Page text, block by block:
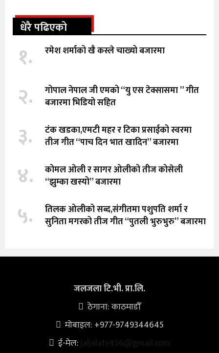
धेरै पढिएको
१. रमेश शर्माको खै कस्ले चाख्यो बजारमा
२.
गोपाल नेपाल जी एमको “यु एस टेक्सासमा ” गीत
बजारमा भिडियो सहित
३.
टंक खडका,एमटी महर र टिका प्रसाईको स्वरमा
तीज गीत “पाच दिन भात खादिन” बजारमा
४.
कोमल ओली र सागर ओलीको तीज कोसेली
“झुम्का खस्यो” बजारमा
५.
तिलक ओलीको सब्द,संगीतमा पशुपति शर्मा र
सुनिता मगरको तीज गीत “पुतली भुरुभुरु” बजारमा
जलजला टि.भी. प्रा.लि.
ठेगाना: काठमाडौँ
मोबाइल: +977-9749344645
ई-मेल: jaljalatv456@gmail.com